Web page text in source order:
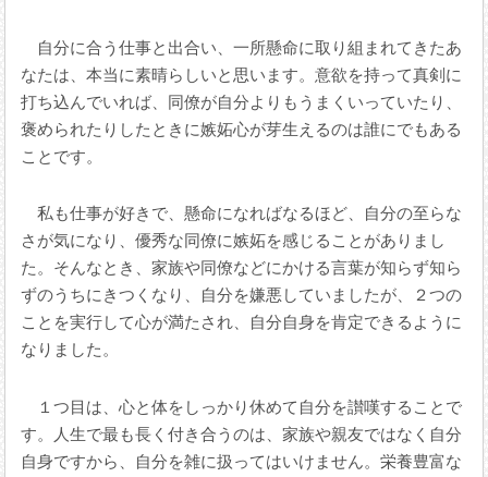
自分に合う仕事と出合い、一所懸命に取り組まれてきたあ
なたは、本当に素晴らしいと思います。意欲を持って真剣に
打ち込んでいれば、同僚が自分よりもうまくいっていたり、
褒められたりしたときに嫉妬心が芽生えるのは誰にでもある
ことです。
私も仕事が好きで、懸命になればなるほど、自分の至らな
さが気になり、優秀な同僚に嫉妬を感じることがありまし
た。そんなとき、家族や同僚などにかける言葉が知らず知ら
ずのうちにきつくなり、自分を嫌悪していましたが、２つの
ことを実行して心が満たされ、自分自身を肯定できるように
なりました。
１つ目は、心と体をしっかり休めて自分を讃嘆することで
す。人生で最も長く付き合うのは、家族や親友ではなく自分
自身ですから、自分を雑に扱ってはいけません。栄養豊富な